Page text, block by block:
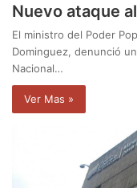
Nuevo ataque
El ministro del Poder
Dominguez, denunció
Nacional…
Ver Mas »